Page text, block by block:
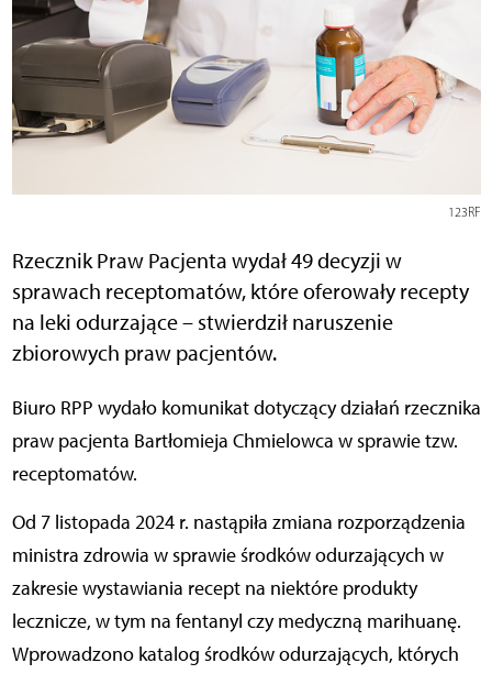
123RF
Rzecznik Praw Pacjenta wydał 49 decyzji w
sprawach receptomatów, które oferowały recepty
na leki odurzające – stwierdził naruszenie
zbiorowych praw pacjentów.
Biuro RPP wydało komunikat dotyczący działań rzecznika
praw pacjenta Bartłomieja Chmielowca w sprawie tzw.
receptomatów.
Od 7 listopada 2024 r. nastąpiła zmiana rozporządzenia
ministra zdrowia w sprawie środków odurzających w
zakresie wystawiania recept na niektóre produkty
lecznicze, w tym na fentanyl czy medyczną marihuanę.
Wprowadzono katalog środków odurzających, których